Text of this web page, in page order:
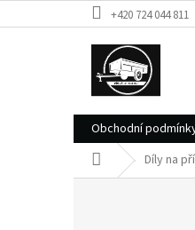
na
+420 724 044 811
Obchodní
Domů Díly na